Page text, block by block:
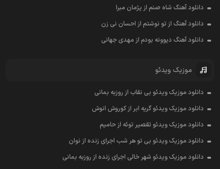
دانلود آهنگ شاه صنم از پژمان مبرا
دانلود آهنگ از تو نوشتم از احسان نی زن
دانلود آهنگ دیوونه بودم از مهدی جهانی
موزیک ویدئو
دانلود موزیک ویدئو بی نقاب از روزبه بمانی
دانلود موزیک ویدئو گریه ابر از کوروش انوش
دانلود موزیک ویدئو تقصیر توئه از حامیم
دانلود موزیک ویدئو بی تو هر شب اجرای زنده از نوان
دانلود موزیک ویدئو شهر خالی اجرای زنده از روزبه بمانی